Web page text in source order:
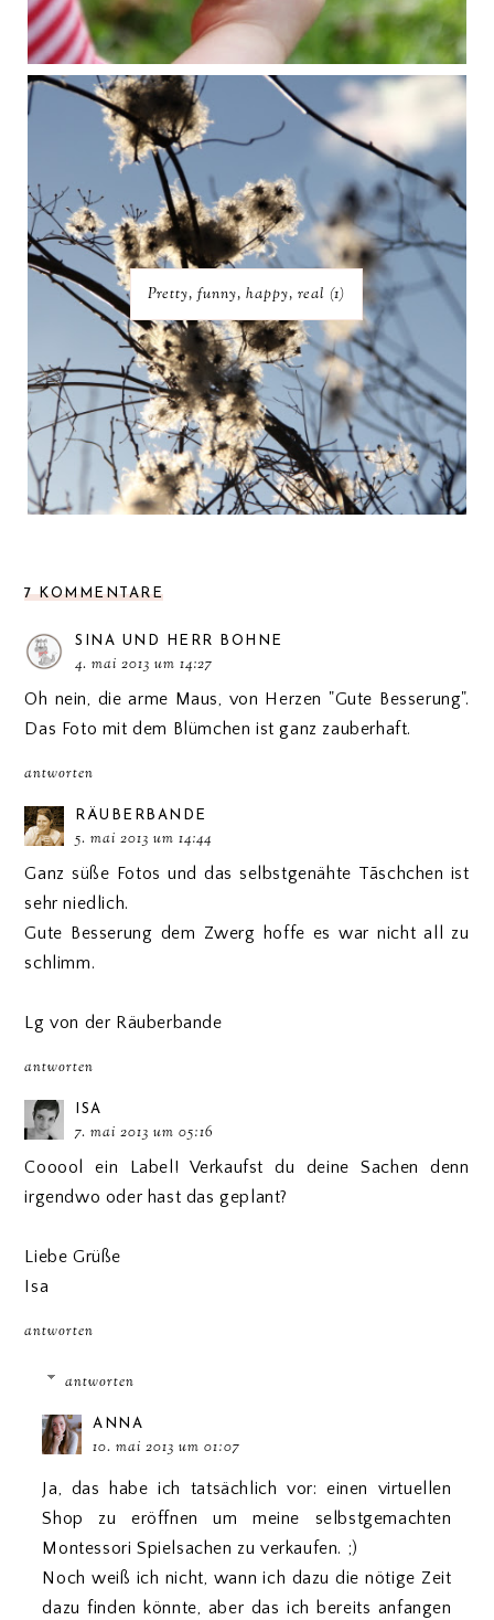
Pretty, funny, happy, real (1)
7 KOMMENTARE
SINA UND HERR BOHNE
4. mai 2013 um 14:27
Oh nein, die arme Maus, von Herzen "Gute Besserung".
Das Foto mit dem Blümchen ist ganz zauberhaft.
antworten
RÄUBERBANDE
5. mai 2013 um 14:44
Ganz süße Fotos und das selbstgenähte Tãschchen ist
sehr niedlich.
Gute Besserung dem Zwerg hoffe es war nicht all zu
schlimm.
Lg von der Räuberbande
antworten
ISA
7. mai 2013 um 05:16
Cooool ein Label! Verkaufst du deine Sachen denn
irgendwo oder hast das geplant?
Liebe Grüße
Isa
antworten
antworten
ANNA
10. mai 2013 um 01:07
Ja, das habe ich tatsächlich vor: einen virtuellen
Shop zu eröffnen um meine selbstgemachten
Montessori Spielsachen zu verkaufen. ;)
Noch weiß ich nicht, wann ich dazu die nötige Zeit
dazu finden könnte, aber das ich bereits anfangen